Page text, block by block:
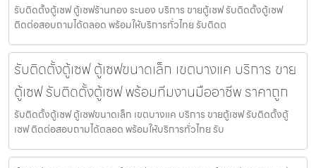
รับติดตั้งตู้เซฟ ตู้เซฟร้านทอง ระนอง บริการ ขายตู้เซฟ รับติดตั้งตู้เซฟ
ติดต่อสอบถามได้ตลอด พร้อมให้บริการทั่วไทย รับติดต
รับติดตั้งตู้เซฟ ตู้เซฟขนาดเล็ก เขตบางแค บริการ ขาย
ตู้เซฟ รับติดตั้งตู้เซฟ พร้อมทีมงานมืออาชีพ ราคาถูก
รับติดตั้งตู้เซฟ ตู้เซฟขนาดเล็ก เขตบางแค บริการ ขายตู้เซฟ รับติดตั้งตู้
เซฟ ติดต่อสอบถามได้ตลอด พร้อมให้บริการทั่วไทย รับ